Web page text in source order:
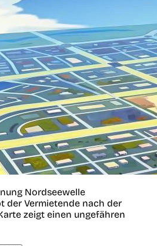
Nordseewelle
der Vermietende nach der
zeigt einen ungefähren